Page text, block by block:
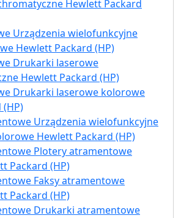
Hewlett Packard
Urządzenia wielofunkcyjne
Hewlett Packard (HP)
Drukarki laserowe
Hewlett Packard (HP)
Drukarki laserowe kolorowe
Urządzenia wielofunkcyjne
Hewlett Packard (HP)
Plotery atramentowe
Packard (HP)
Faksy atramentowe
Packard (HP)
Drukarki atramentowe